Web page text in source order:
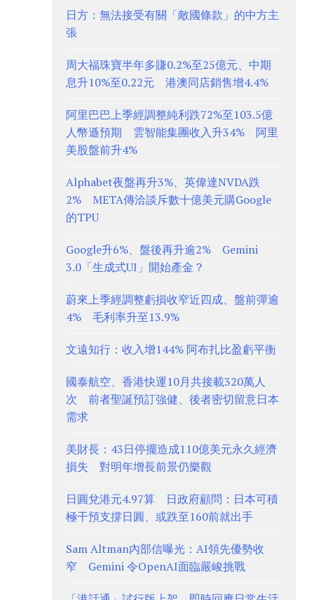
日方：無法接受有關「敵國條款」的中方主
張
周大福珠寶半年多賺0.2%至25億元、中期
息升10%至0.22元 港澳同店銷售增4.4%
阿里巴巴上季經調整純利跌72%至103.5億
人幣遜預期 雲智能集團收入升34% 阿里
美股盤前升4%
Alphabet夜盤再升3%、英偉達NVDA跌
2% META傳洽談斥數十億美元購Google
的TPU
Google升6%、盤後再升逾2% Gemini
3.0「生成式UI」開始產金？
蔚來上季經調整虧損收窄近四成、盤前彈逾
4% 毛利率升至13.9%
文遠知行：收入增144% 阿布扎比盈虧平衡
國泰航空、香港快運10月共接載320萬人
次 前者聖誕預訂強健、後者密切留意日本
需求
美財長：43日停擺造成110億美元永久經濟
損失 對明年增長前景仍樂觀
日圓兌港元4.97算 日政府顧問：日本可積
極干預支撐日圓、或跌至160前就出手
Sam Altman內部信曝光：AI領先優勢收
窄 Gemini 令OpenAI面臨嚴峻挑戰